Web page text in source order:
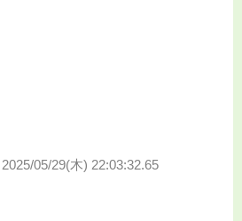
2025/05/29(木) 22:03:32.65